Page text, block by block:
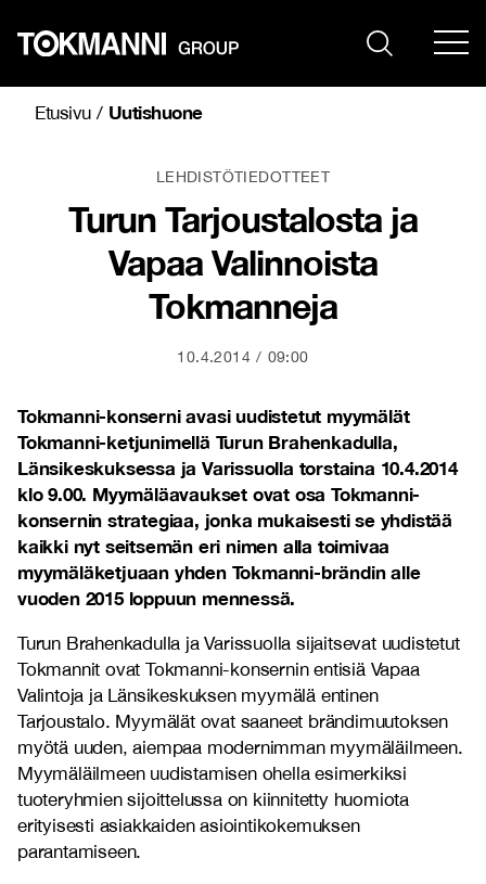
sisältöön
Etusivu/ Uutishuone
LEHDISTÖTIEDOTTEET
Turun Tarjoustalosta ja
Vapaa Valinnoista
Tokmanneja
10.4.2014 09:00
Tokmanni-konserni avasi uudistetut myymälät
Tokmanni-ketjunimellä Turun Brahenkadulla,
Länsikeskuksessa ja Varissuolla torstaina 10.4.2014
klo 9.00. Myymäläavaukset ovat osa Tokmanni-
konsernin strategiaa, jonka mukaisesti se yhdistää
kaikki nyt seitsemän eri nimen alla toimivaa
myymäläketjuaan yhden Tokmanni-brändin alle
vuoden 2015 loppuun mennessä.
Turun Brahenkadulla ja Varissuolla sijaitsevat uudistetut
Tokmannit ovat Tokmanni-konsernin entisiä Vapaa
Valintoja ja Länsikeskuksen myymälä entinen
Tarjoustalo. Myymälät ovat saaneet brändimuutoksen
myötä uuden, aiempaa modernimman myymäläilmeen.
Myymäläilmeen uudistamisen ohella esimerkiksi
tuoteryhmien sijoittelussa on kiinnitetty huomiota
erityisesti asiakkaiden asiointikokemuksen
parantamiseen.